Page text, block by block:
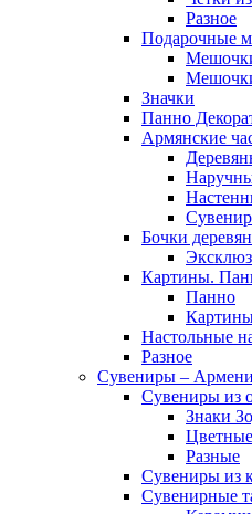
Разное
Подарочные
Значки
Панно
Армянские
Бочки
Картины.
Панно
Настольные
Разное
Сувениры –
Сувениры из
Знаки
Цветные
Разные
Сувениры из
Сувенирные